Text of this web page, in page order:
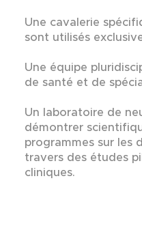
Une cavalerie
sont utilisés
Une équipe
de santé et de
Un laboratoire de
démontrer
programmes sur les
travers des études
cliniques.